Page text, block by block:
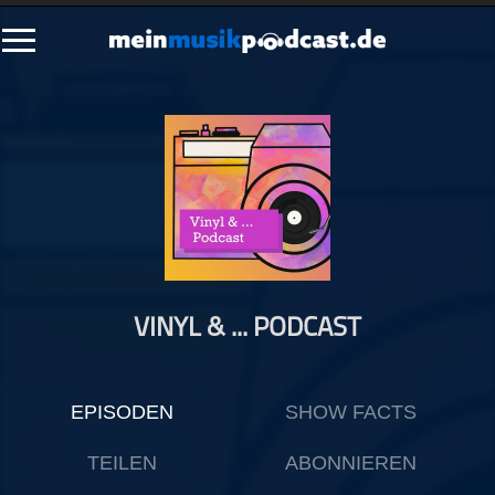
Musikinterviews
VINYL & ... PODCAST
EPISODEN SHOW FACTS
TEILEN ABONNIEREN